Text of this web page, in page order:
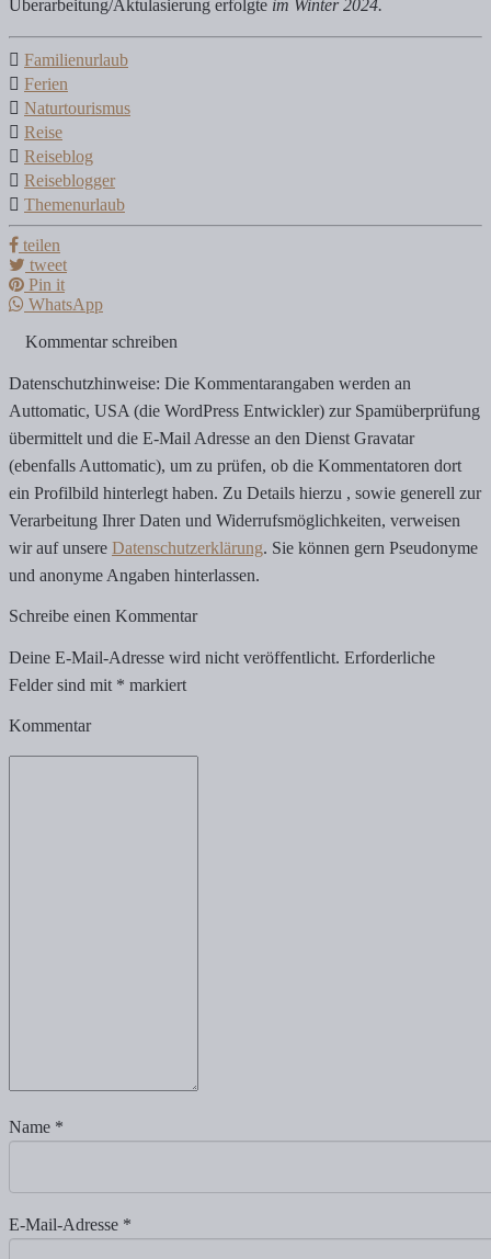
Überarbeitung/Aktulasierung erfolgte im Winter 2024.
Familienurlaub
Ferien
Naturtourismus
Reise
Reiseblog
Reiseblogger
Themenurlaub
teilen
tweet
Pin it
WhatsApp
Kommentar schreiben
Datenschutzhinweise: Die Kommentarangaben werden an
Auttomatic, USA (die WordPress Entwickler) zur Spamüberprüfung
übermittelt und die E-Mail Adresse an den Dienst Gravatar
(ebenfalls Auttomatic), um zu prüfen, ob die Kommentatoren dort
ein Profilbild hinterlegt haben. Zu Details hierzu , sowie generell zur
Verarbeitung Ihrer Daten und Widerrufsmöglichkeiten, verweisen
wir auf unsere Datenschutzerklärung. Sie können gern Pseudonyme
und anonyme Angaben hinterlassen.
Schreibe einen Kommentar
Deine E-Mail-Adresse wird nicht veröffentlicht. Erforderliche
Felder sind mit * markiert
Kommentar
Name *
E-Mail-Adresse *